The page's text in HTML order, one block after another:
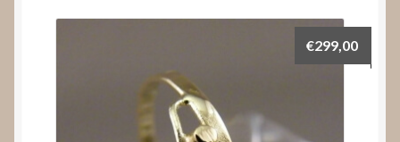
€299,00